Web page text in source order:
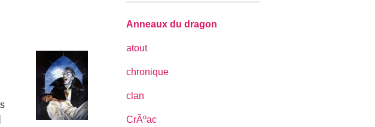
Anneaux du dragon
atout
chronique
clan
CrÃºac